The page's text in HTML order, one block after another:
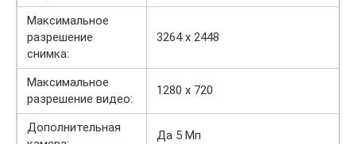
Максимальное
разрешение
снимка:
3264 x 2448
Максимальное
разрешение видео:
1280 x 720
Дополнительная
Да 5 Мп